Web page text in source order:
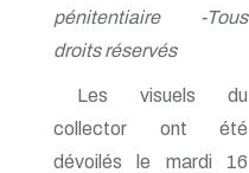
pénitentiaire -Tous
droits réservés
Les visuels du
collector ont été
dévoilés le mardi 16